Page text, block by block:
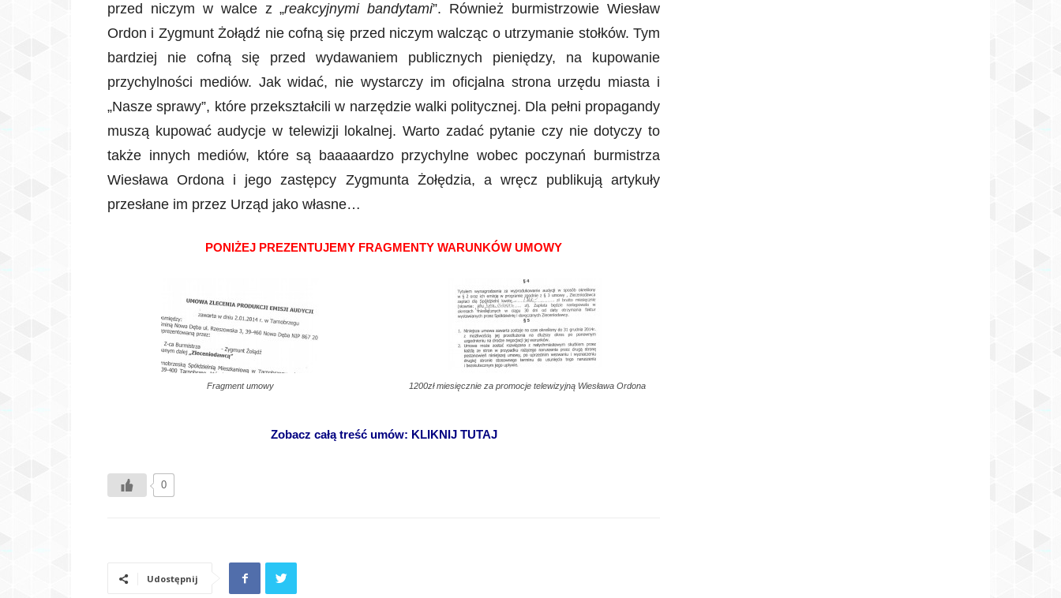
przed niczym w walce z „reakcyjnymi bandytami”. Również burmistrzowie Wiesław
Ordon i Zygmunt Żołądź nie cofną się przed niczym walcząc o utrzymanie stołków. Tym
bardziej nie cofną się przed wydawaniem publicznych pieniędzy, na kupowanie
przychylności mediów. Jak widać, nie wystarczy im oficjalna strona urzędu miasta i
„Nasze sprawy”, które przekształcili w narzędzie walki politycznej. Dla pełni propagandy
muszą kupować audycje w telewizji lokalnej. Warto zadać pytanie czy nie dotyczy to
także innych mediów, które są baaaaardzo przychylne wobec poczynań burmistrza
Wiesława Ordona i jego zastępcy Zygmunta Żołędzia, a wręcz publikują artykuły
przesłane im przez Urząd jako własne…
PONIŻEJ PREZENTUJEMY FRAGMENTY WARUNKÓW UMOWY
Fragment umowy 1200zł miesięcznie za promocje telewizyjną Wiesława Ordona
Zobacz całą treść umów: KLIKNIJ TUTAJ
0
Udostępnij